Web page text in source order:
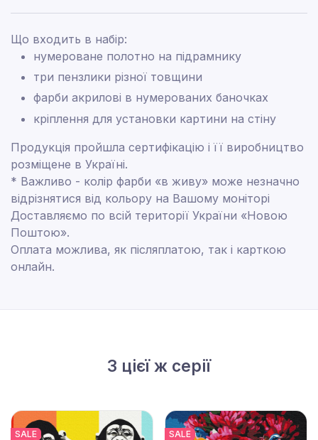
Що входить в набір:
нумероване полотно на підрамнику
три пензлики різної товщини
фарби акрилові в нумерованих баночках
кріплення для установки картини на стіну
Продукція пройшла сертифікацію і її виробництво
розміщене в Україні.
* Важливо - колір фарби «в живу» може незначно
відрізнятися від кольору на Вашому моніторі
Доставляємо по всій території України «Новою
Поштою».
Оплата можлива, як післяплатою, так і карткою
онлайн.
З цієї ж серії
SALE SALE